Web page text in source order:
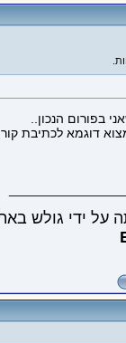
בפורום הנכון..
דוגמא לכתיבת